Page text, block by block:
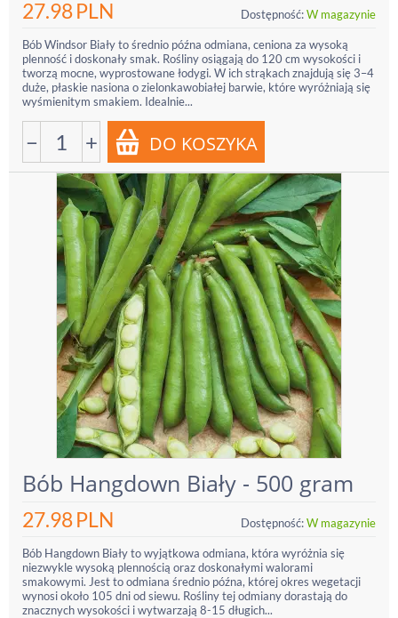
27.98PLN Dostępność:W magazynie
Bób Windsor Biały to średnio późna odmiana, ceniona za wysoką
plenność i doskonały smak. Rośliny osiągają do 120 cm wysokości i
tworzą mocne, wyprostowane łodygi. W ich strąkach znajdują się 3–4
duże, płaskie nasiona o zielonkawobiałej barwie, które wyróżniają się
wyśmienitym smakiem. Idealnie...
− +
Bób Hangdown Biały - 500 gram
27.98PLN Dostępność:W magazynie
Bób Hangdown Biały to wyjątkowa odmiana, która wyróżnia się
niezwykle wysoką plennością oraz doskonałymi walorami
smakowymi. Jest to odmiana średnio późna, której okres wegetacji
wynosi około 105 dni od siewu. Rośliny tej odmiany dorastają do
znacznych wysokości i wytwarzają 8-15 długich...